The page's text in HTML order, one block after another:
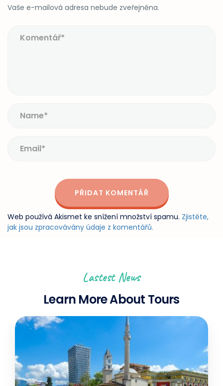
Vaše e-mailová adresa nebude zveřejněna.
Web používá Akismet ke snížení množství spamu. Zjistěte,
jak jsou zpracovávány údaje z komentářů.
Lastest News
Learn More About Tours